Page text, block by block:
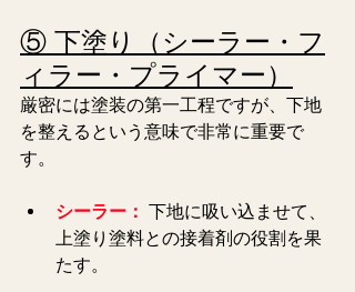
⑤ 下塗り（シーラー・フ
ィラー・プライマー）
厳密には塗装の第一工程ですが、下地
を整えるという意味で非常に重要で
す。
シーラー： 下地に吸い込ませて、
上塗り塗料との接着剤の役割を果
たす。